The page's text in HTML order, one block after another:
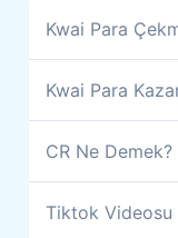
Kwai Para
Kwai Para
CR Ne
Tiktok Videosu